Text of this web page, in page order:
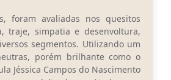
foram avaliadas nos quesitos
traje, simpatia e desenvoltura,
segmentos. Utilizando um
porém brilhante como o
Jéssica Campos do Nascimento